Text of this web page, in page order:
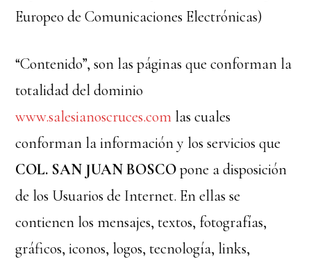
Europeo de Comunicaciones Electrónicas)
“Contenido”, son las páginas que conforman la
totalidad del dominio
www.salesianoscruces.com las cuales
conforman la información y los servicios que
COL. SAN JUAN BOSCOpone a disposición
de los Usuarios de Internet. En ellas se
contienen los mensajes, textos, fotografías,
gráficos, iconos, logos, tecnología, links,